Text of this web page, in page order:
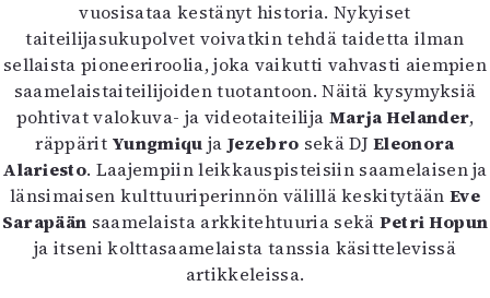
vuosisataa kestänyt historia. Nykyiset
taiteilijasukupolvet voivatkin tehdä taidetta ilman
sellaista pioneeriroolia, joka vaikutti vahvasti aiempien
saamelaistaiteilijoiden tuotantoon. Näitä kysymyksiä
pohtivat valokuva- ja videotaiteilija Marja Helander,
räppärit Yungmiqu jaJezebro sekä DJEleonora
Alariesto. Laajempiin leikkauspisteisiin saamelaisen ja
länsimaisen kulttuuriperinnön välillä keskitytäänEve
Sarapään saamelaista arkkitehtuuria sekä Petri Hopun
ja itseni kolttasaamelaista tanssia käsittelevissä
artikkeleissa.